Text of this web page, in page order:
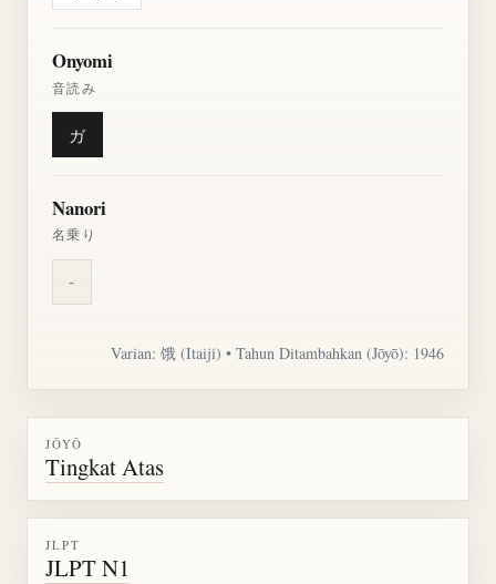
Onyomi
音読み
ガ
Nanori
名乗り
-
Varian: 饿 (Itaiji) • Tahun Ditambahkan (Jōyō): 1946
JŌYŌ
Tingkat Atas
JLPT
JLPT N1